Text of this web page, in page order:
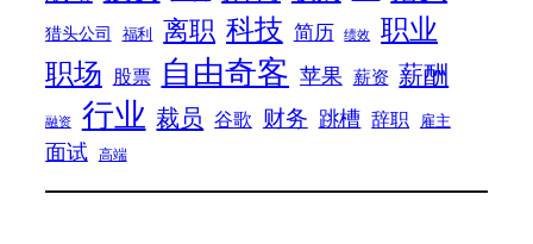
猎头公司 福利 离职 科技 简历 绩效 职业
职场 股票 自由奇客 苹果 薪资 薪酬
融资 行业 裁员 谷歌 财务 跳槽 辞职 雇主
面试 高端